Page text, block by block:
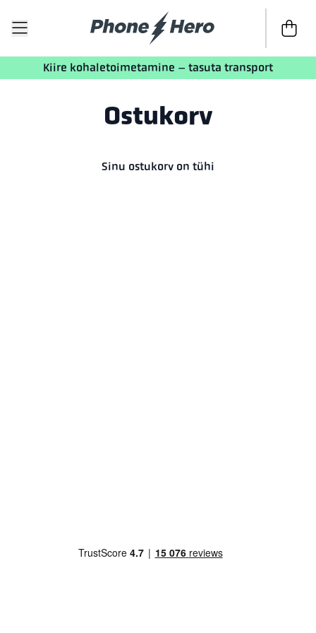
Kassasse
Kiire kohaletoimetamine – tasuta transport
Ostukorv
Sinu ostukorv on tühi